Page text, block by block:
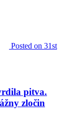
Posted on 31st
pitva.
zločin